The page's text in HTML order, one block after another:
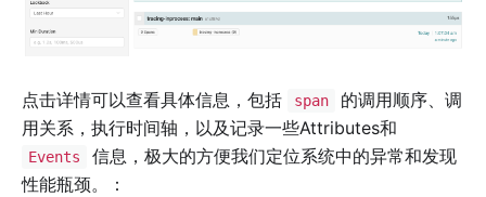
点击详情可以查看具体信息，包括 span
的调用顺序、调
用关系，执行时间轴，以及记录一些Attributes和
Events
信息，极大的方便我们定位系统中的异常和发现
性能瓶颈。：